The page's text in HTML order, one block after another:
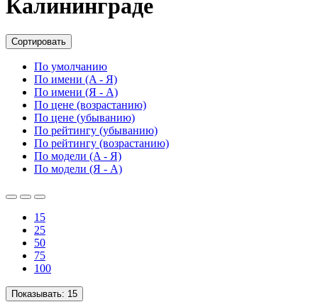
Калининграде
Сортировать
По умолчанию
По имени (A - Я)
По имени (Я - A)
По цене (возрастанию)
По цене (убыванию)
По рейтингу (убыванию)
По рейтингу (возрастанию)
По модели (A - Я)
По модели (Я - A)
15
25
50
75
100
Показывать: 15